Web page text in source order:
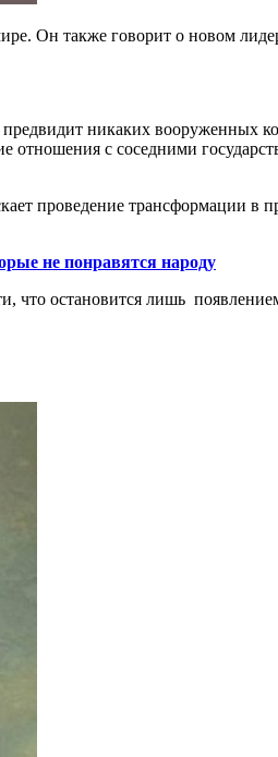
Он также говорит о новом
никаких вооруженных
отношения с соседними
проведение трансформации в
не понравятся народу
что остановится лишь